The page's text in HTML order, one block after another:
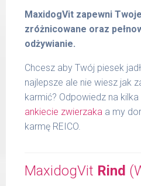
MaxidogVit zapewni
zróżnicowane oraz
odżywianie.
Chcesz aby Twój piesek
najlepsze ale nie wiesz jak
karmić? Odpowiedz na
ankiecie zwierzaka a my
karmę REICO.
MaxidogVit Rind